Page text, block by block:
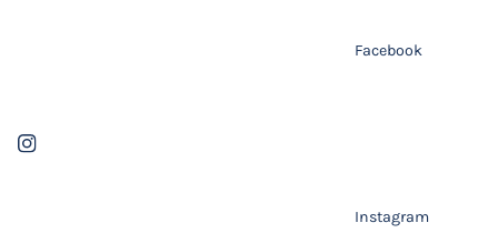
Facebook
Instagram